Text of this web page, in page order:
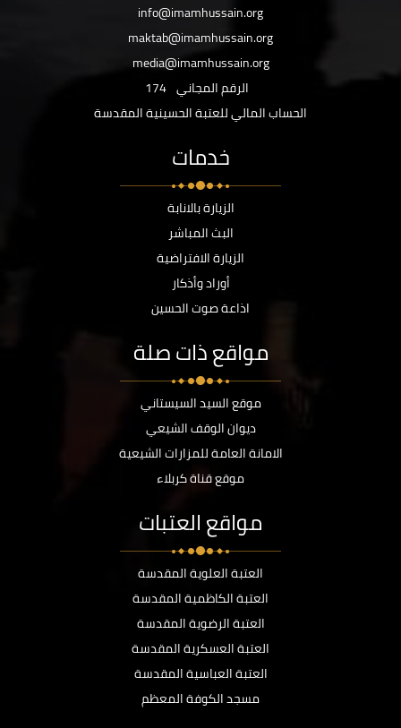
info@imamhussain.org
maktab@imamhussain.org
media@imamhussain.org
الرقم المجاني 174
الحساب المالي للعتبة الحسينية المقدسة
خدمات
الزيارة بالانابة
البث المباشر
الزيارة الافتراضية
أوراد وأذكار
اذاعة صوت الحسين
مواقع ذات صلة
موقع السيد السيستاني
ديوان الوقف الشيعي
الامانة العامة للمزارات الشيعية
موقع قناة كربلاء
مواقع العتبات
العتبة العلوية المقدسة
العتبة الكاظمية المقدسة
العتبة الرضوية المقدسة
العتبة العسكرية المقدسة
العتبة العباسية المقدسة
مسجد الكوفة المعظم